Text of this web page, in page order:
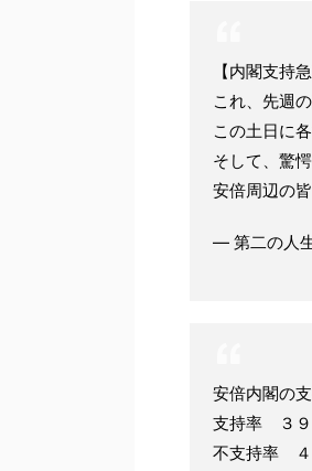
【内閣支持
これ、先週の
この土日に
そして、驚
安倍周辺の
— 第二の人
安倍内閣の
支持率 ３９
不支持率 ４